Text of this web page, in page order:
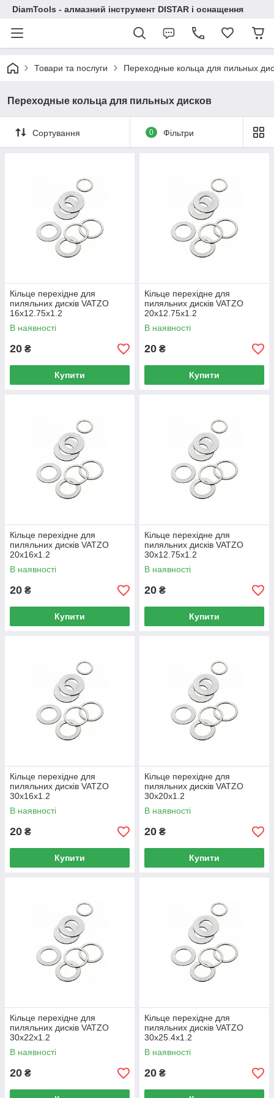
DiamTools - алмазний інструмент DISTAR і оснащення
Товари та послуги Переходные кольца для пильных
Переходные кольца для пильных дисков
Сортування 0 Фільтри
Кільце перехідне для
пиляльних дисків VATZO
16x12.75x1.2
В наявності
20 ₴
Купити
Кільце перехідне для
пиляльних дисків VATZO
20x12.75x1.2
В наявності
20 ₴
Купити
Кільце перехідне для
пиляльних дисків VATZO
20x16x1.2
В наявності
20 ₴
Купити
Кільце перехідне для
пиляльних дисків VATZO
30x12.75x1.2
В наявності
20 ₴
Купити
Кільце перехідне для
пиляльних дисків VATZO
30x16x1.2
В наявності
20 ₴
Купити
Кільце перехідне для
пиляльних дисків VATZO
30x20x1.2
В наявності
20 ₴
Купити
Кільце перехідне для
пиляльних дисків VATZO
30x22x1.2
В наявності
20 ₴
Кільце перехідне для
пиляльних дисків VATZO
30x25.4x1.2
В наявності
20 ₴